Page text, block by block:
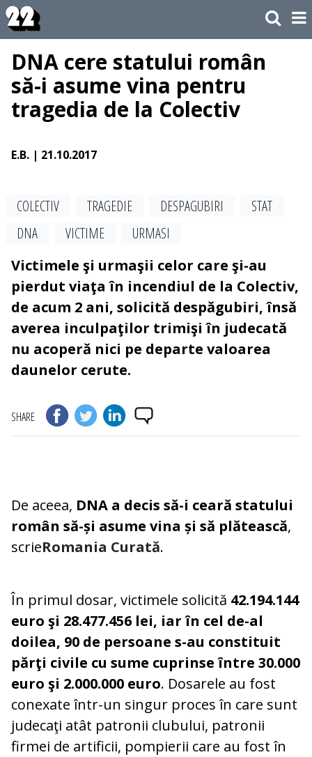
DNA cere statului român
să-i asume vina pentru
tragedia de la Colectiv
E.B. | 21.10.2017
COLECTIV TRAGEDIE DESPAGUBIRI
STAT
DNA
VICTIME
URMASI
Victimele şi urmaşii celor care şi-au
pierdut viaţa în incendiul de la Colectiv,
de acum 2 ani, solicită despăgubiri, însă
averea inculpaţilor trimişi în judecată
nu acoperă nici pe departe valoarea
daunelor cerute.
SHARE
De aceea, DNA a decis să-i ceară statului
român să-și asume vina și să plătească,
scrieRomania Curată.
În primul dosar, victimele solicită 42.194.144
euro şi 28.477.456 lei, iar în cel de-al
doilea, 90 de persoane s-au constituit
părţi civile cu sume cuprinse între 30.000
euro şi 2.000.000 euro. Dosarele au fost
conexate într-un singur proces în care sunt
judecaţi atât patronii clubului, patronii
firmei de artificii, pompierii care au fost în